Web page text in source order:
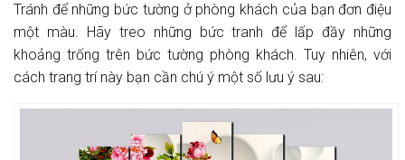
Tránh để những bức tường ở phòng khách của bạn đơn điệu
một màu. Hãy treo những bức tranh để lấp đầy những
khoảng trống trên bức tường phòng khách. Tuy nhiên, với
cách trang trí này bạn cần chú ý một số lưu ý sau: